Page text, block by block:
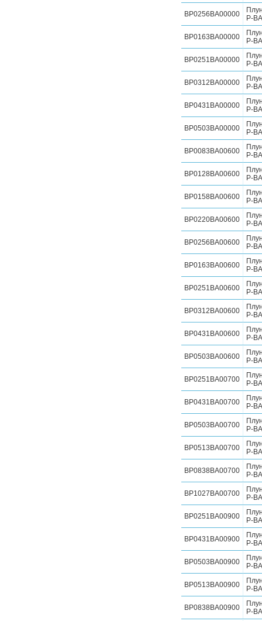
BP0256BA00000
P-
BP0163BA00000
P-
BP0251BA00000
P-
BP0312BA00000
P-
BP0431BA00000
P-
BP0503BA00000
P-
BP0083BA00600
P-
BP0128BA00600
P-
BP0158BA00600
P-
BP0220BA00600
P-
BP0256BA00600
P-
BP0163BA00600
P-
BP0251BA00600
P-
BP0312BA00600
P-
BP0431BA00600
P-
BP0503BA00600
P-
BP0251BA00700
P-
BP0431BA00700
P-
BP0503BA00700
P-
BP0513BA00700
P-
BP0838BA00700
P-
BP1027BA00700
P-
BP0251BA00900
P-
BP0431BA00900
P-
BP0503BA00900
P-
BP0513BA00900
P-
BP0838BA00900
P-